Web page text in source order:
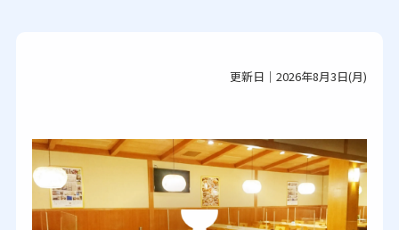
更新日｜2026年8月3日(月)